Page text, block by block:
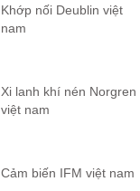
Khớp nối Deublin việt
nam
Xi lanh khí nén Norgren
việt nam
Cảm biến IFM việt nam